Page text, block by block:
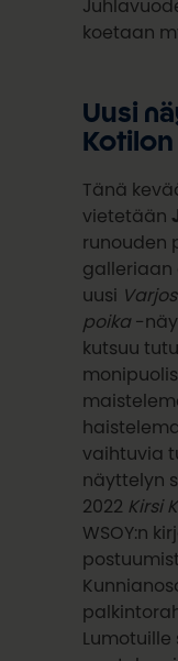
koetaan
Uusi
Tänä
vietetään
runouden
galleriaan
uusi
poika -
kutsuu
vaihtuvia
näyttelyn
2022 Kirsi
WSOY:n
Lumotuille